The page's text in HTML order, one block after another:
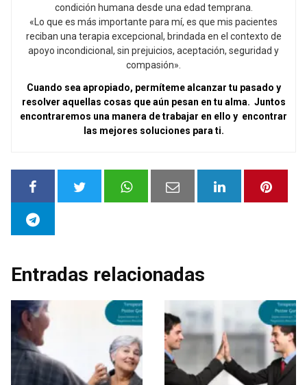
condición humana desde una edad temprana.
«Lo que es más importante para mí, es que mis pacientes
reciban una terapia excepcional, brindada en el contexto de
apoyo incondicional, sin prejuicios, aceptación, seguridad y
compasión».
Cuando sea apropiado, permíteme alcanzar tu pasado y
resolver aquellas cosas que aún pesan en tu alma. Juntos
encontraremos una manera de trabajar en ello y encontrar
las mejores soluciones para ti.
Entradas relacionadas